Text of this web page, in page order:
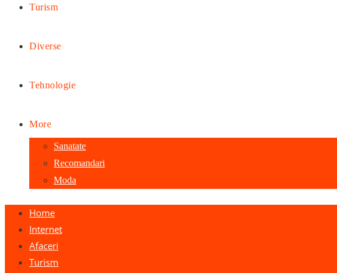
Turism
Diverse
Tehnologie
More
Sanatate
Recomandari
Moda
Home
Internet
Afaceri
Turism